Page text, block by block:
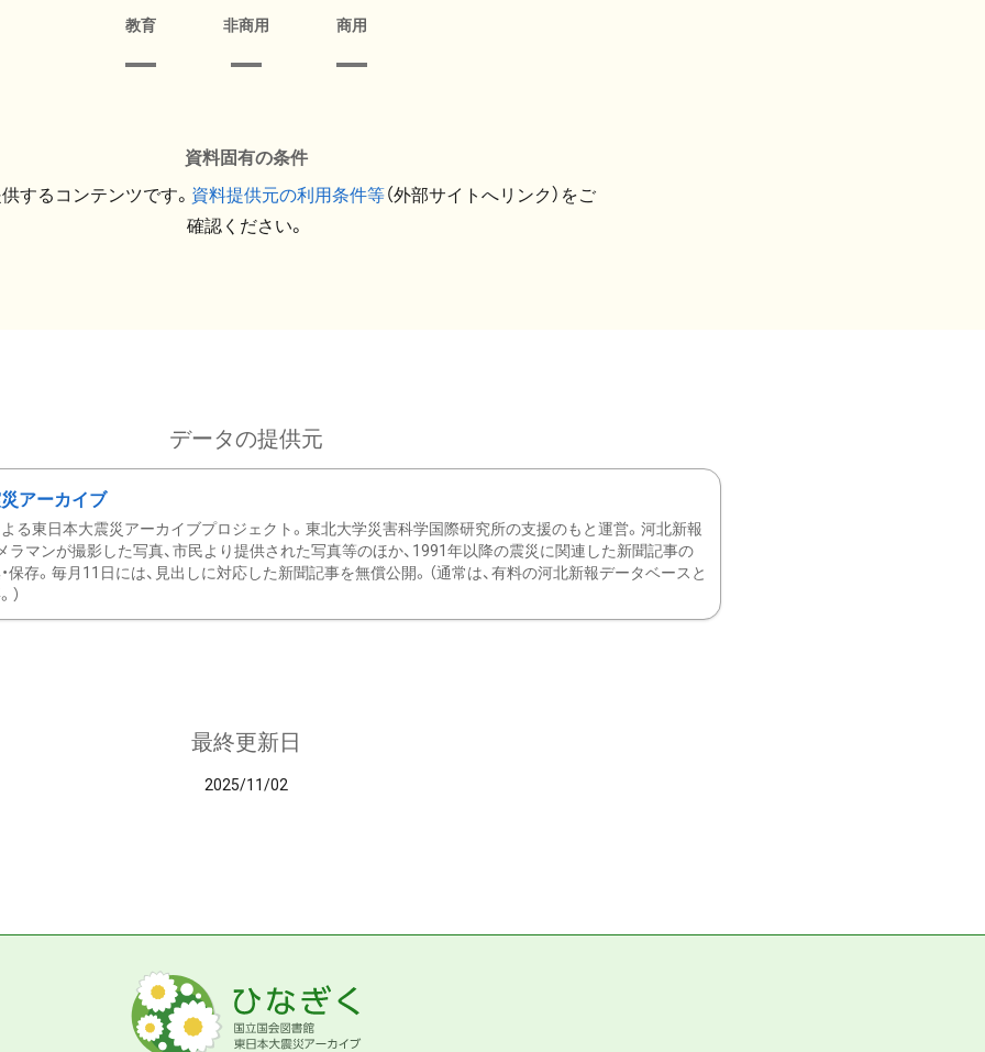
教育 非商用 商用
資料固有の条件
するコンテンツです。 資料提供元の利用条件等（外部サイトへリンク）をご
確認ください。
データの提供元
アーカイブ
る東日本大震災アーカイブプロジェクト。東北大学災害科学国際研究所の支援のもと運営。河北新報
ラマンが撮影した写真、市民より提供された写真等のほか、1991年以降の震災に関連した新聞記事の
保存。毎月11日には、見出しに対応した新聞記事を無償公開。（通常は、有料の河北新報データベースと
）
最終更新日
2025/11/02